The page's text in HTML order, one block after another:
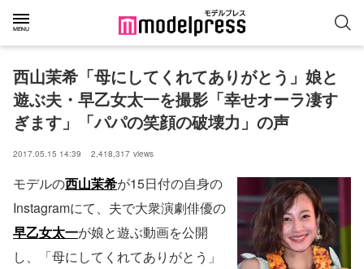
西山茉希「母にしてくれてありがとう」娘と
遊ぶ夫・早乙女太一を撮影「幸せオーラ凄す
ぎます」「パパの笑顔の破壊力」の声
2017.05.15 14:39 2,418,317 views
モデルの西山茉希が15日付の自身の
Instagramにて、夫で大衆演劇俳優の
早乙女太一が娘と遊ぶ動画を公開
し、「母にしてくれてありがとう」